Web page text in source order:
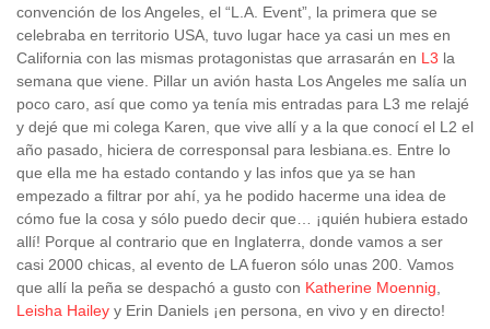
convención de los Angeles, el “L.A. Event”, la primera que se
celebraba en territorio USA, tuvo lugar hace ya casi un mes en
California con las mismas protagonistas que arrasarán en L3 la
semana que viene. Pillar un avión hasta Los Angeles me salía un
poco caro, así que como ya tenía mis entradas para L3 me relajé
y dejé que mi colega Karen, que vive allí y a la que conocí el L2 el
año pasado, hiciera de corresponsal para lesbiana.es. Entre lo
que ella me ha estado contando y las infos que ya se han
empezado a filtrar por ahí, ya he podido hacerme una idea de
cómo fue la cosa y sólo puedo decir que… ¡quién hubiera estado
allí! Porque al contrario que en Inglaterra, donde vamos a ser
casi 2000 chicas, al evento de LA fueron sólo unas 200. Vamos
que allí la peña se despachó a gusto con Katherine Moennig
Leisha Hailey y Erin Daniels ¡en persona, en vivo y en directo!